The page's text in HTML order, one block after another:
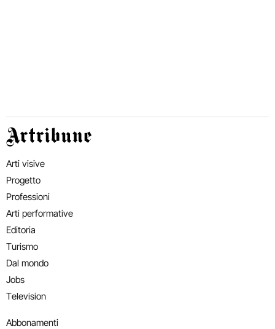
Artribune
Arti visive
Progetto
Professioni
Arti performative
Editoria
Turismo
Dal mondo
Jobs
Television
Abbonamenti